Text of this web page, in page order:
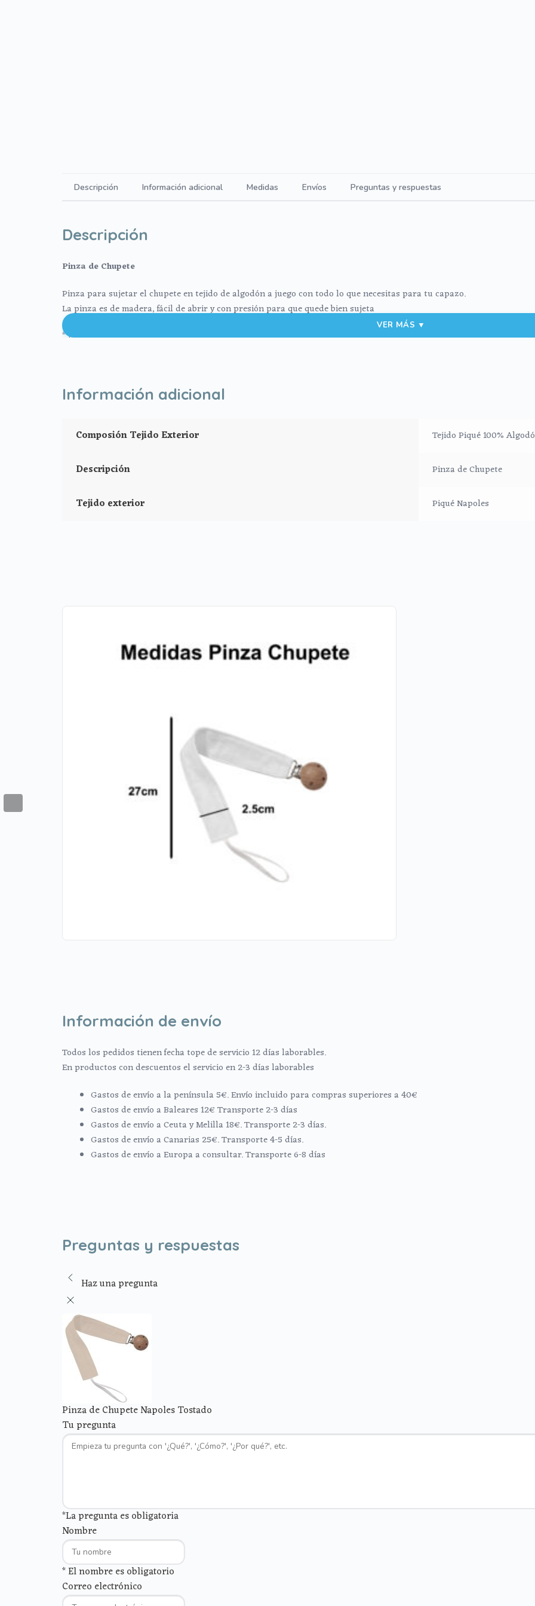
Descripción Información adicional Medidas Envíos Preguntas y respuestas
Descripción
Pinza de Chupete
Pinza para sujetar el chupete en tejido de algodón a juego con todo lo que necesitas para tu capazo.
La pinza es de madera, fácil de abrir y con presión para que quede bien sujeta
**Puedes lavar a mano o en lavadora, siempre agua fría, jabones no abrasivos y secado al natural.
VER MÁS ▼
Información adicional
Composión Tejido Exterior Tejido Piqué 100%
Descripción Pinza de Chupete
Tejido exterior Piqué Napoles
Información de envío
Todos los pedidos tienen fecha tope de servicio 12 días laborables.
En productos con descuentos el servicio en 2-3 días laborables
Gastos de envío a la península 5€. Envío incluido para compras superiores a 40€
Gastos de envío a Baleares 12€ Transporte 2-3 días
Gastos de envío a Ceuta y Melilla 18€. Transporte 2-3 días.
Gastos de envío a Canarias 25€. Transporte 4-5 días.
Gastos de envío a Europa a consultar. Transporte 6-8 días
Preguntas y respuestas
Haz una pregunta
Pinza de Chupete Napoles Tostado
Tu pregunta
*La pregunta es obligatoria
Nombre
* El nombre es obligatorio
Correo electrónico